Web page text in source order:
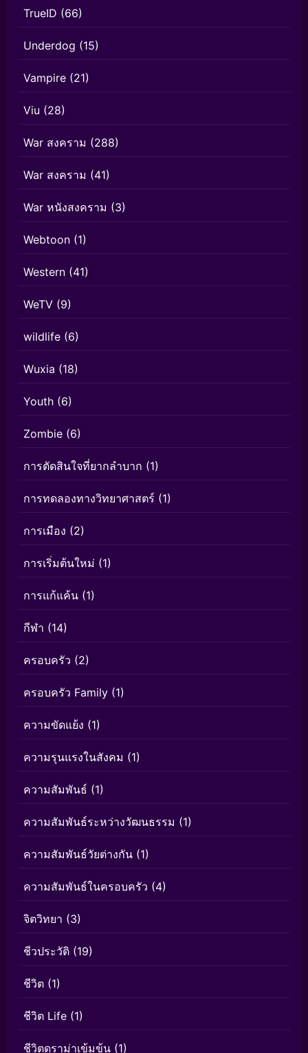
TrueID (66)
Underdog (15)
Vampire (21)
Viu (28)
War สงคราม (288)
War สงคราม (41)
War หนังสงคราม (3)
Webtoon (1)
Western (41)
WeTV (9)
wildlife (6)
Wuxia (18)
Youth (6)
Zombie (6)
การตัดสินใจที่ยากลำบาก (1)
การทดลองทางวิทยาศาสตร์ (1)
การเมือง (2)
การเริ่มต้นใหม่ (1)
การแก้แค้น (1)
กีฬา (14)
ครอบครัว (2)
ครอบครัว Family (1)
ความขัดแย้ง (1)
ความรุนแรงในสังคม (1)
ความสัมพันธ์ (1)
ความสัมพันธ์ระหว่างวัฒนธรรม (1)
ความสัมพันธ์วัยต่างกัน (1)
ความสัมพันธ์ในครอบครัว (4)
จิตวิทยา (3)
ชีวประวัติ (19)
ชีวิต (1)
ชีวิต Life (1)
ชีวิตดราม่าเข้มข้น (1)